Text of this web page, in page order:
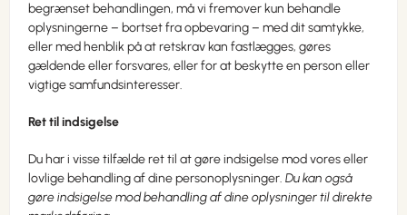
begrænset behandlingen, må vi fremover kun behandle
oplysningerne – bortset fra opbevaring – med dit samtykke,
eller med henblik på at retskrav kan fastlægges, gøres
gældende eller forsvares, eller for at beskytte en person eller
vigtige samfundsinteresser.
Ret til indsigelse
Du har i visse tilfælde ret til at gøre indsigelse mod vores eller
lovlige behandling af dine personoplysninger. Du kan også
gøre indsigelse mod behandling af dine oplysninger til direkte